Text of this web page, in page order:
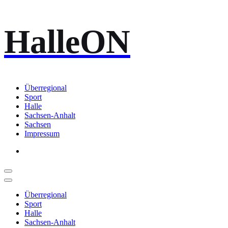
Inhalt
springen
HalleON
Überregional
Sport
Halle
Sachsen-Anhalt
Sachsen
Impressum
Überregional
Sport
Halle
Sachsen-Anhalt